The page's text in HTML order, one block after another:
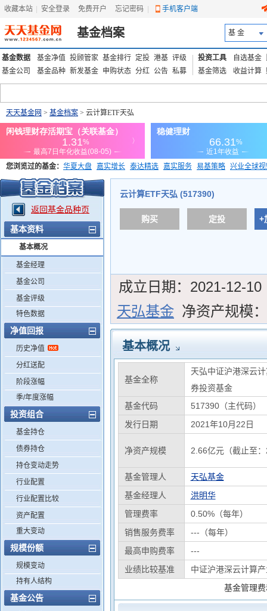
收藏本站 安全登录 免费开户 忘记密码 手机客户端
基金档案 基 金
基金数据 基金净值 投顾管家 基金排行 定投 港基 评级
基金公司
基金品种 新发基金 申购状态 分红 公告 私募
投资工具 自选基金
基金筛选
收益计算
天天基金网 > 基金档案 > 云计算ETF天弘
您浏览过的基金： 华夏大盘 嘉实增长 泰达精选 嘉实服务 易基策略 兴业全球
添富优势 华安宏利 上证180价值ETF
返回基金品种页
基本资料
基本概况
基金经理
基金公司
基金评级
特色数据
净值回报
历史净值
分红送配
阶段涨幅
季/年度涨幅
投资组合
基金持仓
债券持仓
持仓变动走势
行业配置
行业配置比较
资产配置
重大变动
规模份额
规模变动
持有人结构
基金公告
云计算ETF天弘 (517390)
购买 定投 +
成立日期： 2021-12-10
天弘基金 净资产规模：
基本概况
基金全称
天弘中证沪港深云
券投资基金
基金代码
517390（主代码）
发行日期
2021年10月22日
净资产规模 2.66亿元（截止至
基金管理人
天弘基金
基金经理人
洪明华
管理费率
0.50%（每年）
销售服务费率
---（每年）
最高申购费率
---
业绩比较基准
中证沪港深云计算
基金管理